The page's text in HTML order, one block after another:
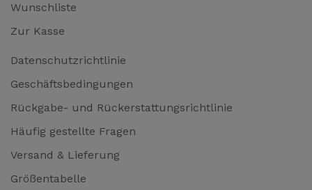
Wunschliste
Zur Kasse
Datenschutzrichtlinie
Geschäftsbedingungen
Rückgabe- und Rückerstattungsrichtlinie
Häufig gestellte Fragen
Versand & Lieferung
Größentabelle